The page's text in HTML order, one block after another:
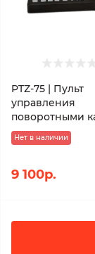
PTZ-75 | Пульт
управления
поворотными
Нет в наличии
9 100р.